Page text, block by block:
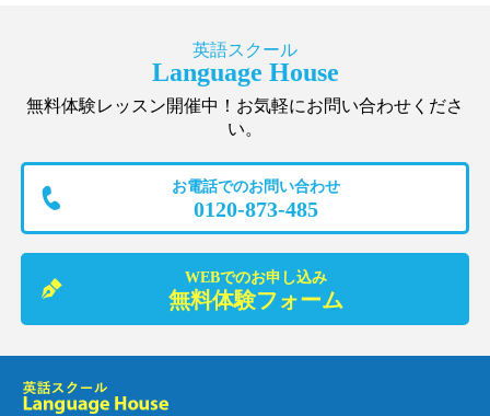
英語スクール
Language House
無料体験レッスン開催中！お気軽にお問い合わせくださ
い。
お電話でのお問い合わせ
0120-873-485
WEBでのお申し込み
無料体験フォーム